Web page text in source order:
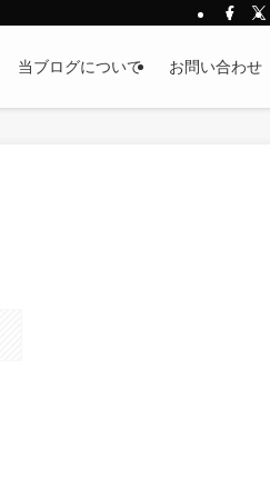
当ブログについて お問い合わせ